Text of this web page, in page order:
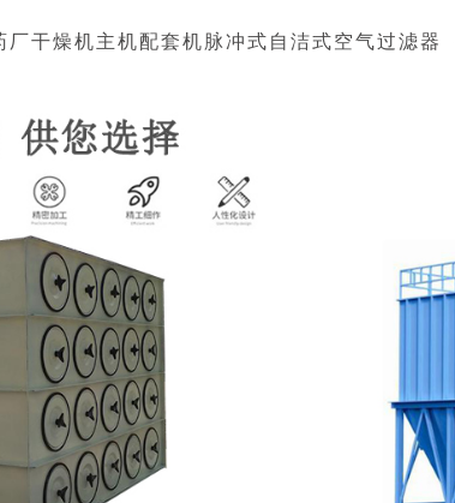
厂干燥机主机配套机脉冲式自洁式空气过滤器